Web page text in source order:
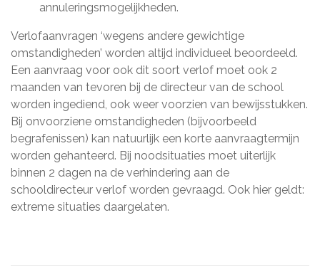
annuleringsmogelijkheden.
Verlofaanvragen ‘wegens andere gewichtige
omstandigheden’ worden altijd individueel beoordeeld.
Een aanvraag voor ook dit soort verlof moet ook 2
maanden van tevoren bij de directeur van de school
worden ingediend, ook weer voorzien van bewijsstukken.
Bij onvoorziene omstandigheden (bijvoorbeeld
begrafenissen) kan natuurlijk een korte aanvraagtermijn
worden gehanteerd. Bij noodsituaties moet uiterlijk
binnen 2 dagen na de verhindering aan de
schooldirecteur verlof worden gevraagd. Ook hier geldt:
extreme situaties daargelaten.